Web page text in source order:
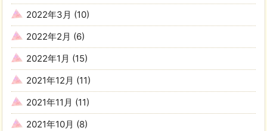
2022年3月 (10)
2022年2月 (6)
2022年1月 (15)
2021年12月 (11)
2021年11月 (11)
2021年10月 (8)